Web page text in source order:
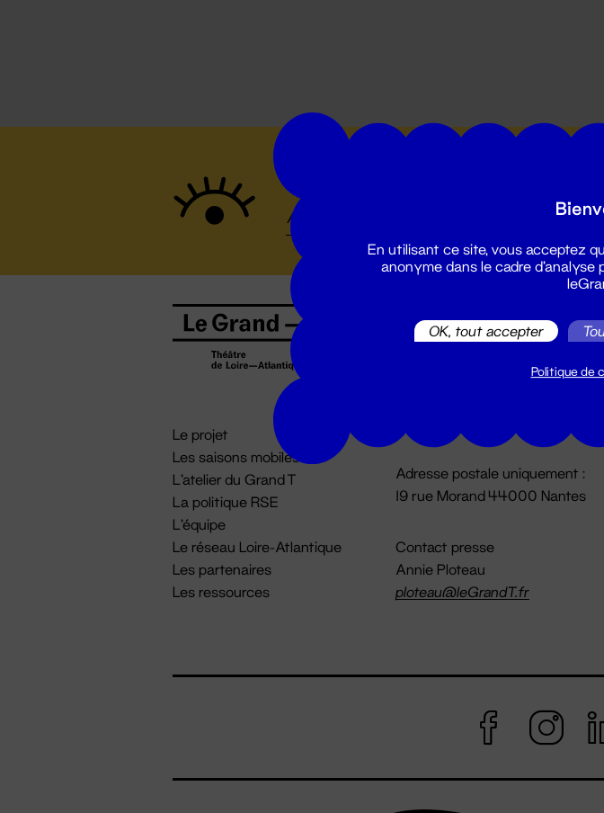
Le projet
Les saisons mobiles
L'atelier du Grand T
La politique RSE
L'équipe
Le réseau Loire-Atlantique
Les partenaires
Les ressources
02 51 88 25 25
Du lundi au vendredi 14h → 18h
Adresse postale uniquement :
19 rue Morand 44000 Nantes
Contact presse
Annie Ploteau
ploteau@leGrandT.fr
En utilisant ce site, vous acceptez
anonyme dans le cadre d'analyse
OK, tout accepter
Politique de